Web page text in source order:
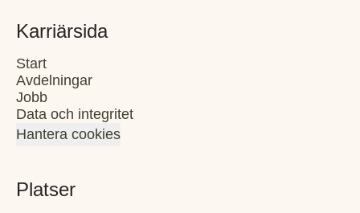
Karriärsida
Start
Avdelningar
Jobb
Data och integritet
Hantera cookies
Platser